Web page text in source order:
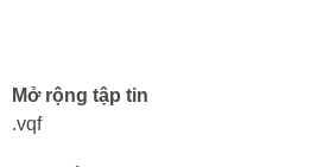
Mở rộng tập tin
.vqf